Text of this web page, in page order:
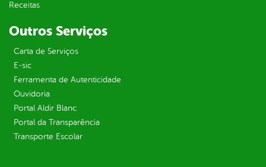
Receitas
Outros Serviços
Carta de Serviços
E-sic
Ferramenta de Autenticidade
Ouvidoria
Portal Aldir Blanc
Portal da Transparência
Transporte Escolar